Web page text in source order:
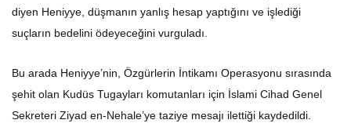
diyen Heniyye, düşmanın yanlış hesap yaptığını ve işlediği
suçların bedelini ödeyeceğini vurguladı.
Bu arada Heniyye’nin, Özgürlerin İntikamı Operasyonu sırasında
şehit olan Kudüs Tugayları komutanları için İslami Cihad Genel
Sekreteri Ziyad en-Nehale’ye taziye mesajı ilettiği kaydedildi.